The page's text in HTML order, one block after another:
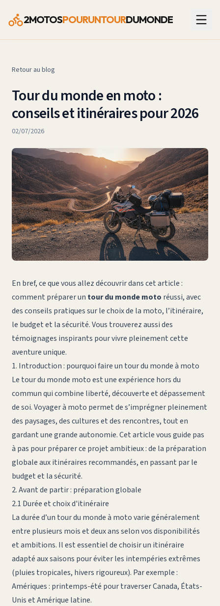
2MOTOSPOURUNTOURDUMONDE
Retour au blog
Tour du monde en moto :
conseils et itinéraires pour 2026
02/07/2026
En bref, ce que vous allez découvrir dans cet article :
comment préparer un tour du monde moto réussi, avec
des conseils pratiques sur le choix de la moto, l’itinéraire,
le budget et la sécurité. Vous trouverez aussi des
témoignages inspirants pour vivre pleinement cette
aventure unique.
1. Introduction : pourquoi faire un tour du monde à moto
Le tour du monde motoest une expérience hors du
commun qui combine liberté, découverte et dépassement
de soi. Voyager à moto permet de s’imprégner pleinement
des paysages, des cultures et des rencontres, tout en
gardant une grande autonomie. Cet article vous guide pas
à pas pour préparer ce projet ambitieux : de la préparation
globale aux itinéraires recommandés, en passant par le
budget et la sécurité.
2. Avant de partir : préparation globale
2.1 Durée et choix d'itinéraire
La durée d’un tour du monde à moto varie généralement
entre plusieurs mois et deux ans selon vos disponibilités
et ambitions. Il est essentiel de choisir un itinéraire
adapté aux saisons pour éviter les intempéries extrêmes
(pluies tropicales, hivers rigoureux). Par exemple :
Amériques : printemps-été pour traverser Canada, États-
Unis et Amérique latine.